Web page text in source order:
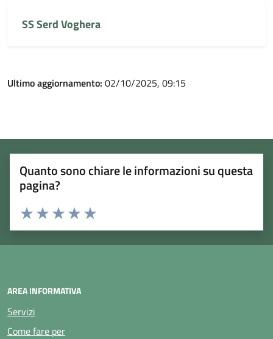
SS Serd Voghera
Ultimo aggiornamento: 02/10/2025, 09:15
Quanto sono chiare le informazioni su questa
pagina?
Rating:
Valuta 5 stelle su 5
Valuta 4 stelle su 5
Valuta 3 stelle su 5
Valuta 2 stelle su 5
Valuta 1 stelle su 5
AREA INFORMATIVA
Servizi
Come fare per